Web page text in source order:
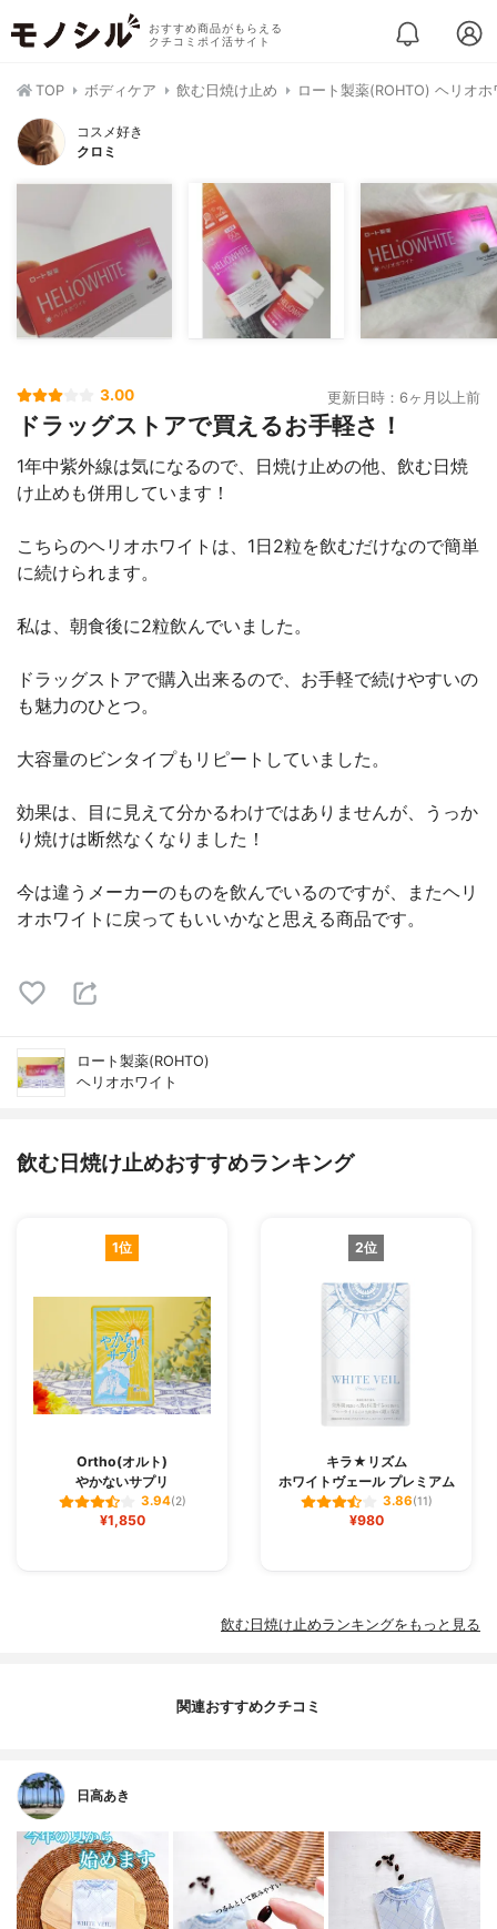
おすすめ商品がもらえる
クチコミポイ活サイト
TOP ボディケア 飲む日焼け止め ロート製薬(ROHTO) ヘリオホ
コスメ好き
クロミ
3.00 更新日時：6ヶ月以上前
ドラッグストアで買えるお手軽さ！
1年中紫外線は気になるので、日焼け止めの他、飲む日焼
け止めも併用しています！
こちらのヘリオホワイトは、1日2粒を飲むだけなので簡単
に続けられます。
私は、朝食後に2粒飲んでいました。
ドラッグストアで購入出来るので、お手軽で続けやすいの
も魅力のひとつ。
大容量のビンタイプもリピートしていました。
効果は、目に見えて分かるわけではありませんが、うっか
り焼けは断然なくなりました！
今は違うメーカーのものを飲んでいるのですが、またヘリ
オホワイトに戻ってもいいかなと思える商品です。
ロート製薬(ROHTO)
ヘリオホワイト
飲む日焼け止めおすすめランキング
1位
Ortho(オルト)
やかないサプリ
3.94(2)
¥1,850
2位
キラ★リズム
ホワイトヴェール プレミアム
3.86(11)
¥980
飲む日焼け止めランキングをもっと見る
関連おすすめクチコミ
日高あき